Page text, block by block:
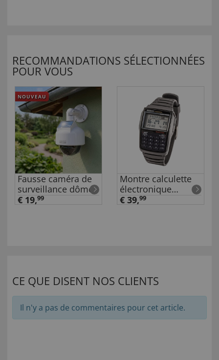
RECOMMANDATIONS SÉLECTIONNÉES
POUR VOUS
NOUVEAU
Fausse caméra de
surveillance dôme
€ 19,99
Montre calculette
électronique
« rétro »
€ 39,99
CE QUE DISENT NOS CLIENTS
Il n'y a pas de commentaires pour cet article.